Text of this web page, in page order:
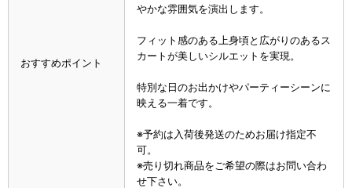
おすすめポイント
やかな雰囲気を演出します。
フィット感のある上身頃と広がりのあるス
カートが美しいシルエットを実現。
特別な日のお出かけやパーティーシーンに
映える一着です。
※予約は入荷後発送のためお届け指定不
可。
※売り切れ商品をご希望の際はお問い合わ
せ下さい。